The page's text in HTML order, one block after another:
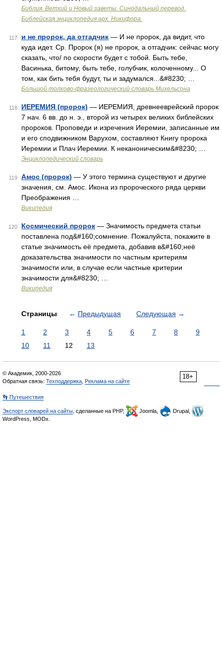
Библия. Ветхий и Новый заветы. Синодальный перевод.
Библейская энциклопедия арх. Никифора.
117 и не пророк, да отгадчик — И не пророк, да видит, что
куда идет. Ср. Пророк (я) не пророк, а отгадчик: сейчас могу
сказать, что/ по скорости будет с тобой. Быть тебе,
Васинька, битому, быть тебе, голубчик, колоченному... О
том, как бить тебя будут, ты и задумался...&#8230; …
Большой толково-фразеологический словарь Михельсона
118 ИЕРЕМИЯ (пророк) — ИЕРЕМИЯ, древнееврейский пророк
7 нач. 6 вв. до н. э., второй из четырех великих библейских
пророков. Проповеди и изречения Иеремии, записанные им
и его сподвижником Варухом, составляют Книгу пророка
Иеремии и Плач Иеремии. К неканоническим&#8230; …
Энциклопедический словарь
119 Амос (пророк) — У этого термина существуют и другие
значения, см. Амос. Икона из пророческого ряда церкви
Преображения …
Википедия
120 Космический пророк — Значимость предмета статьи
поставлена под&#160;сомнение. Пожалуйста, покажите в
статье значимость её предмета, добавив в&#160;неё
доказательства значимости по частным критериям
значимости или, в случае если частные критерии
значимости для&#8230; …
Википедия
Страницы ← Предыдущая Следующая →
1 2 3 4 5 6 7 8
9
10
11 12 13
18+
© Академик, 2000-2026
Обратная связь: Техподдержка Реклама на сайте
👣 Путешествия
Экспорт словарей на сайты , сделанные на PHP, Joomla,
Drupal,
WordPress, MODx.